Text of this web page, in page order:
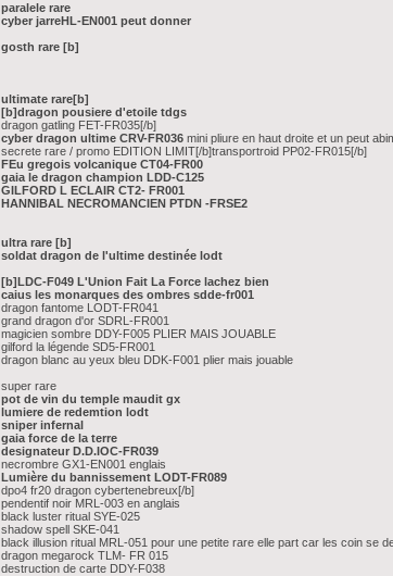
paralele rare
cyber jarreHL-EN001 peut donner
gosth rare [b]
ultimate rare[b]
[b]dragon pousiere d'etoile tdgs
dragon gatling FET-FR035[/b]
cyber dragon ultime CRV-FR036 mini pliure en haut droite et un peut
secrete rare / promo EDITION LIMIT[/b]transportroid PP02-FR015[/b]
FEu gregois volcanique CT04-FR00
gaia le dragon champion LDD-C125
GILFORD L ECLAIR CT2- FR001
HANNIBAL NECROMANCIEN PTDN -FRSE2
ultra rare [b]
soldat dragon de l'ultime destinée lodt
[b]LDC-F049 L'Union Fait La Force lachez bien
caius les monarques des ombres sdde-fr001
dragon fantome LODT-FR041
grand dragon d'or SDRL-FR001
magicien sombre DDY-F005 PLIER MAIS JOUABLE
gilford la légende SD5-FR001
dragon blanc au yeux bleu DDK-F001 plier mais jouable
super rare
pot de vin du temple maudit gx
lumiere de redemtion lodt
sniper infernal
gaia force de la terre
designateur D.D.IOC-FR039
necrombre GX1-EN001 englais
Lumière du bannissement LODT-FR089
dpo4 fr20 dragon cybertenebreux[/b]
pendentif noir MRL-003 en anglais
black luster ritual SYE-025
shadow spell SKE-041
black illusion ritual MRL-051 pour une petite rare elle part car les coin se
dragon megarock TLM- FR 015
destruction de carte DDY-F038